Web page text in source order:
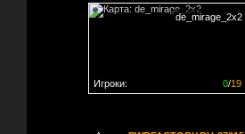
de_mirage_2x2
0/19
Игроки: